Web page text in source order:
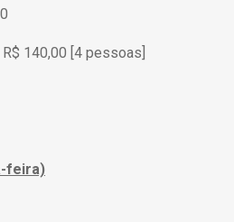
140,00 [4 pessoas]
feira)